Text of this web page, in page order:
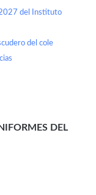
2027 del Instituto
del cole
DEL